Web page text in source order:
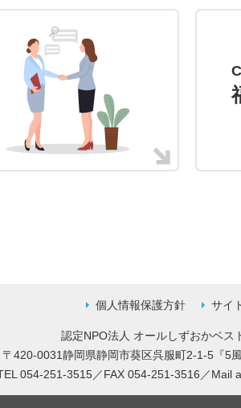
個人情報保護方針 サイ
認定NPO法人 オールしずおかベス
〒420-0031静岡県静岡市葵区呉服町2-1-5『5
054-251-3515／FAX 054-251-3516／Mail